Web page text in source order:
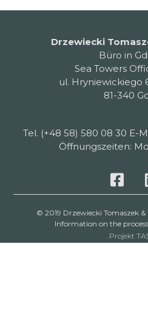
Drzewiecki
Büro in
Sea Towers
ul. Hryniewickiego
81-340
Tel. (+48 58) 580 08 30 E-
Öffnungszeiten:
© 2019 Drzewiecki Tomaszek
Information on the
Projekt